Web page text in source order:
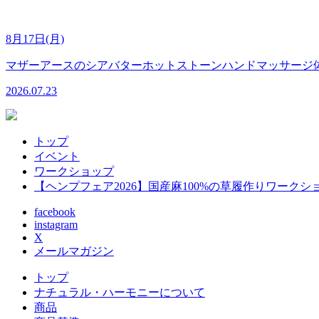
8月17日(月)
マザーアースのシアバターホットストーンハンドマッサージ
2026.07.23
トップ
イベント
ワークショップ
【ヘンプフェア2026】国産麻100%の草履作りワークシ
facebook
instagram
X
メールマガジン
トップ
ナチュラル・ハーモニーについて
商品